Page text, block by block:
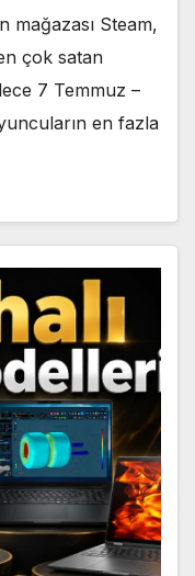
mağazası Steam,
çok satan
7 Temmuz –
en fazla